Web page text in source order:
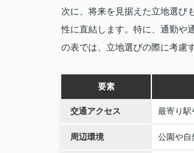
次に、将来を見据えた立地選び
性に直結します。特に、通勤や
の表では、立地選びの際に考慮
要素
交通アクセス 最寄り駅
周辺環境 公園や自